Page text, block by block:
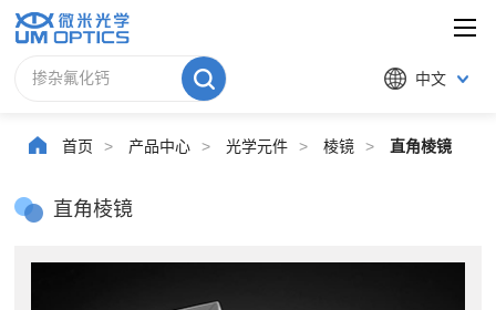
中文
首页 > 产品中心 > 光学元件 > 棱镜 > 直角棱镜
直角棱镜